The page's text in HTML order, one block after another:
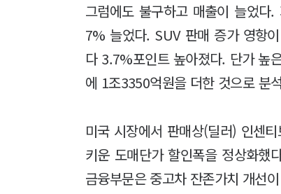
그럼에도 불구하고 매출이 늘었다
7% 늘었다. SUV 판매 증가 영항
다 3.7%포인트 높아졌다. 단가 높
에 1조3350억원을 더한 것으로 분
미국 시장에서 판매상(딜러) 인센
키운 도매단가 할인폭을 정상화
금융부문은 중고차 잔존가치 개선